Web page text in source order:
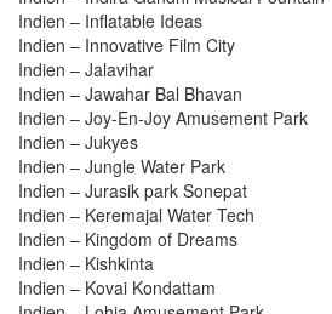
Indien – Inflatable Ideas
Indien – Innovative Film City
Indien – Jalavihar
Indien – Jawahar Bal Bhavan
Indien – Joy-En-Joy Amusement Park
Indien – Jukyes
Indien – Jungle Water Park
Indien – Jurasik park Sonepat
Indien – Keremajal Water Tech
Indien – Kingdom of Dreams
Indien – Kishkinta
Indien – Kovai Kondattam